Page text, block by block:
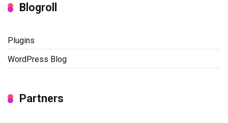
Blogroll
Plugins
WordPress Blog
Partners